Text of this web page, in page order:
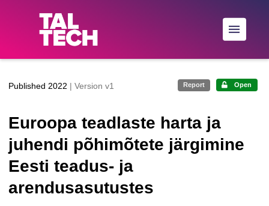
Skip to main
Published 2022 | Version v1 Report Open
Euroopa teadlaste harta ja
juhendi põhimõtete järgimine
Eesti teadus- ja
arendusasutustes